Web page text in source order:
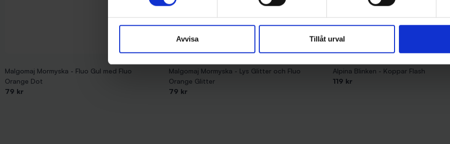
Avvisa Tillåt urval
Malgomaj Mormyska - Fluo Gul med Fluo
Orange Dot
79 kr
Malgomaj Mormyska - Lys Glitter och Fluo
Orange Glitter
79 kr
Alpina Blinken - Koppar Flash
119 kr